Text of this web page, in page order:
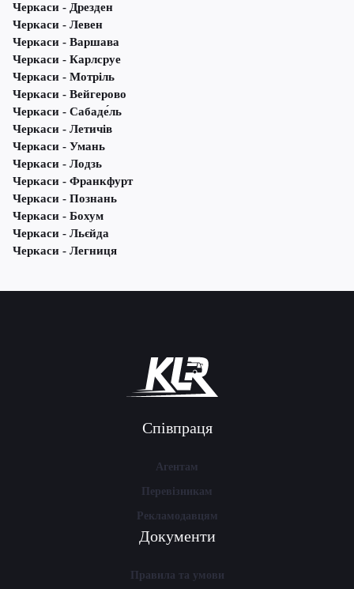
Черкаси - Дрезден
Черкаси - Левен
Черкаси - Варшава
Черкаси - Карлсруе
Черкаси - Мотріль
Черкаси - Вейгерово
Черкаси - Сабаде́ль
Черкаси - Летичів
Черкаси - Умань
Черкаси - Лодзь
Черкаси - Франкфурт
Черкаси - Познань
Черкаси - Бохум
Черкаси - Льєйда
Черкаси - Легниця
Співпраця
Агентам
Перевізникам
Рекламодавцям
Документи
Правила та умови